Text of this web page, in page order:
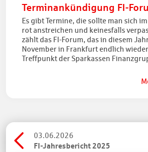
Terminankündigung FI-
Es gibt Termine, die sollte man sich
rot anstreichen und keinesfalls
zählt das FI-Forum, das in diesem
November in Frankfurt endlich
Treffpunkt der Sparkassen
03.06.2026
FI-Jahresbericht 2025